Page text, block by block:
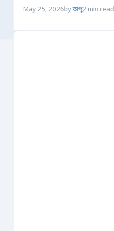
May 25, 2026byঅপু2 min read